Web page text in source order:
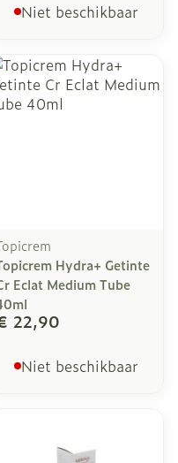
Niet beschikbaar
Hydra+ Getinte
Eclat Medium Tube
22,90
Niet beschikbaar